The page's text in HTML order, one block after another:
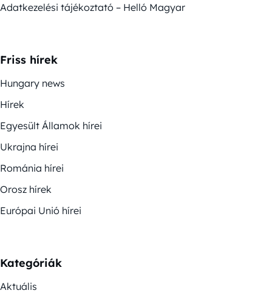
Adatkezelési tájékoztató – Helló Magyar
Friss hírek
Hungary news
Hírek
Egyesült Államok hírei
Ukrajna hírei
Románia hírei
Orosz hírek
Európai Unió hírei
Kategóriák
Aktuális